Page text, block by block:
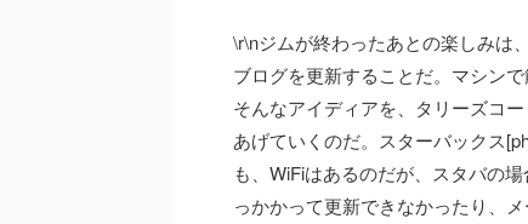
\r\nジムが終わったあとの楽しみは
ブログを更新することだ。マシン
そんなアイディアを、タリーズコ
あげていくのだ。スターバックス
も、WiFiはあるのだが、スタバの
っかかって更新できなかったり、